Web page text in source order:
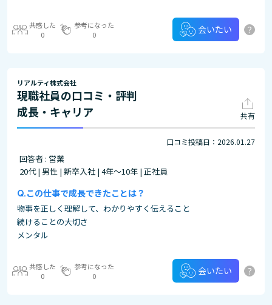
共感した
0
参考になった
0
会いたい ?
リアルティ株式会社
現職社員の口コミ・評判
成長・キャリア
共有
口コミ投稿日：2026.01.27
回答者 : 営業
20代 | 男性 | 新卒入社 | 4年～10年 | 正社員
この仕事で成長できたことは？
物事を正しく理解して、わかりやすく伝えること
続けることの大切さ
メンタル
共感した
0
参考になった
0
会いたい ?